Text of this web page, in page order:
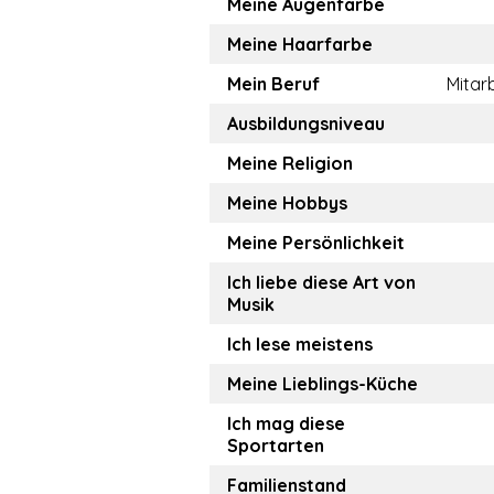
Meine Augenfarbe
Meine Haarfarbe
Mein Beruf
Ausbildungsniveau
Meine Religion
Meine Hobbys
Meine Persönlichkeit
Ich liebe diese Art von
Musik
Ich lese meistens
Meine Lieblings-Küche
Ich mag diese
Sportarten
Familienstand